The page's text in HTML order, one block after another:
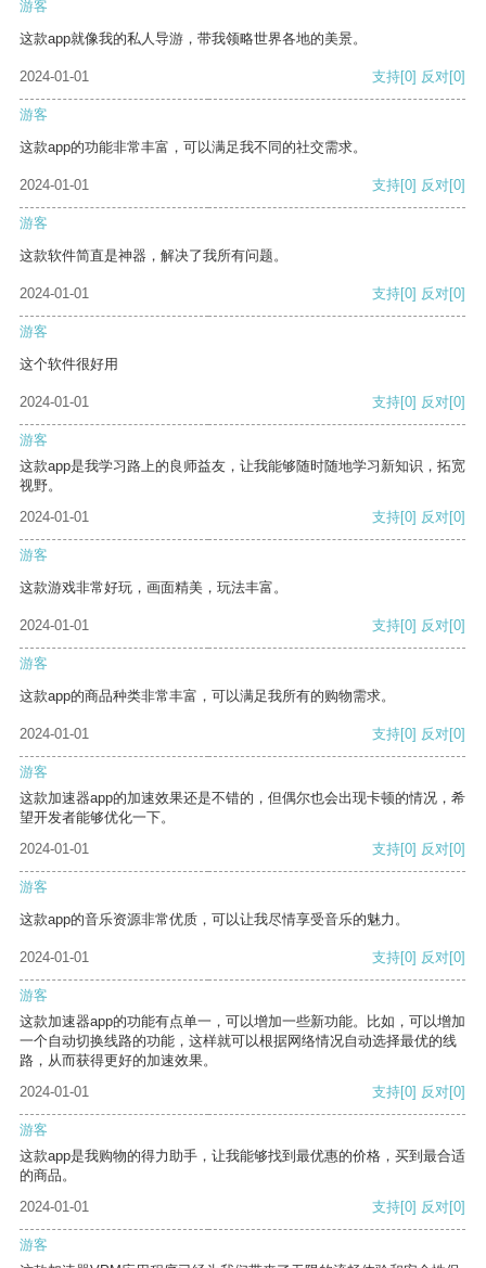
游客
这款app就像我的私人导游，带我领略世界各地的美景。
2024-01-01 支持[0] 反对[0]
游客
这款app的功能非常丰富，可以满足我不同的社交需求。
2024-01-01 支持[0] 反对[0]
游客
这款软件简直是神器，解决了我所有问题。
2024-01-01 支持[0] 反对[0]
游客
这个软件很好用
2024-01-01 支持[0] 反对[0]
游客
这款app是我学习路上的良师益友，让我能够随时随地学习新知识，拓宽
视野。
2024-01-01
支持[0] 反对[0]
游客
这款游戏非常好玩，画面精美，玩法丰富。
2024-01-01 支持[0] 反对[0]
游客
这款app的商品种类非常丰富，可以满足我所有的购物需求。
2024-01-01 支持[0] 反对[0]
游客
这款加速器app的加速效果还是不错的，但偶尔也会出现卡顿的情况，希
望开发者能够优化一下。
2024-01-01
支持[0] 反对[0]
游客
这款app的音乐资源非常优质，可以让我尽情享受音乐的魅力。
2024-01-01 支持[0] 反对[0]
游客
这款加速器app的功能有点单一，可以增加一些新功能。比如，可以增加
一个自动切换线路的功能，这样就可以根据网络情况自动选择最优的线
路，从而获得更好的加速效果。
2024-01-01
支持[0] 反对[0]
游客
这款app是我购物的得力助手，让我能够找到最优惠的价格，买到最合适
的商品。
2024-01-01
支持[0] 反对[0]
游客